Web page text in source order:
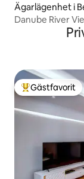
Ägarlägenhet i
Danube River
Populär
Gästfavorit